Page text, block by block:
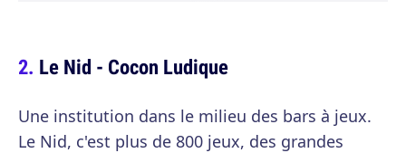
Le Nid - Cocon Ludique
Une institution dans le milieu des bars à jeux.
Le Nid, c'est plus de 800 jeux, des grandes